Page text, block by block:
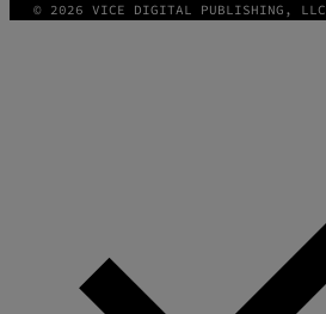
© 2026 VICE DIGITAL PUBLISHING, LLC